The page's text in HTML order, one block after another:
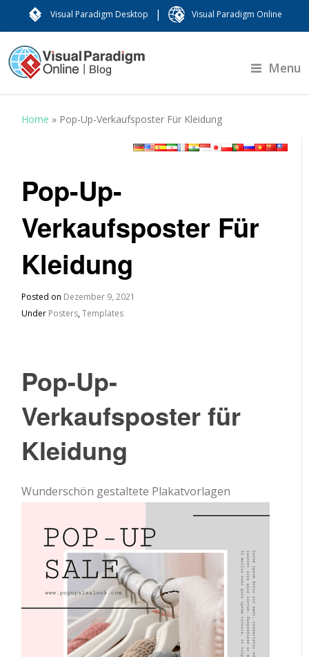
Visual Paradigm Desktop | Visual Paradigm Online
Menu
Home » Pop-Up-Verkaufsposter Für Kleidung
Pop-Up-
Verkaufsposter Für
Kleidung
Posted on Dezember 9, 2021
Under Posters,Templates
Pop-Up-
Verkaufsposter für
Kleidung
Wunderschön gestaltete Plakatvorlagen